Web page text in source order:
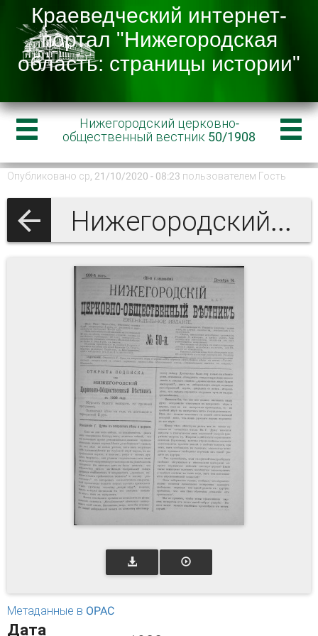
Нижегородский церковно-
общественный вестник 50/1908
Опубликовано ср, 21/10/2020 - 08:23 пользователем Гость
Нижегородский церковно-общественный вестник 1908 г.
Метаданные в OPAC
Дата